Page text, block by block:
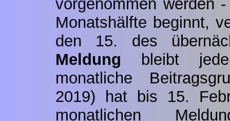
vorgenommen werden
Monatshälfte beginnt,
den 15. des
Meldung bleibt
monatliche
2019) hat bis 15.
monatlichen